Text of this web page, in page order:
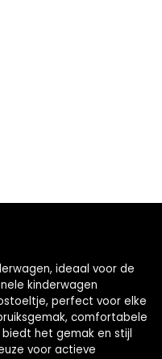
ideaal voor de
kinderwagen
perfect voor elke
comfortabele
het gemak en stijl
voor actieve